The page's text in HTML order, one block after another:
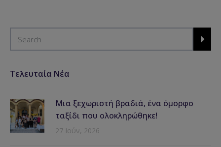
Τελευταία Νέα
Μια ξεχωριστή βραδιά, ένα όμορφο
ταξίδι που ολοκληρώθηκε!
27 Ιούν, 2026